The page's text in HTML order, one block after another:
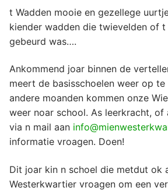
t Wadden mooie en gezellege
kiender wadden die twievelden of
gebeurd was….
Ankommend joar binnen de
meert de basisschoelen weer op te
andere moanden kommen onze
weer noar school. As leerkracht, of
via n mail aan
informatie vroagen. Doen!
Dit joar kin n schoel die metdut ok
Westerkwartier vroagen om een